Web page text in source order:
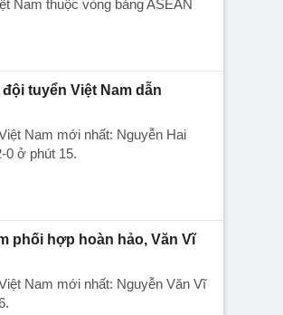
Nam thuộc vòng bảng ASEAN
tuyển Việt Nam dẫn
Nam mới nhất: Nguyễn Hai
0 ở phút 15.
phối hợp hoàn hảo, Văn Vĩ
Nam mới nhất: Nguyễn Văn Vĩ